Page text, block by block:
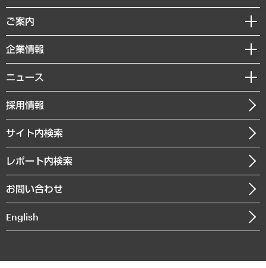
組織・人事戦略
デジタルイノベーション
共生・ダイバーシティ
GRC（ガバナンス・リスク・コンプライアンス）・防災（政策）
経済・産業・雇用・労働
まちづくり・観光・交通・スポーツ・スマートシティ
自然資源・農林水産業・食料システム
経済調査
レポート
コラム
経営用語集
受託・受注実績（官公庁関連）
メディア掲載・出演
ご案内
セミナー・イベント情報
MUFGビジネスセミナー
受託案件情報
企業情報
私たちの想い
社長メッセージ
会社概要
沿革
組織図・本部部室紹介
インドネシア現地法人
個人情報保護方針
ニュース
ニュースリリース
お知らせ
採用情報
サイト内検索
レポート内検索
お問い合わせ
English